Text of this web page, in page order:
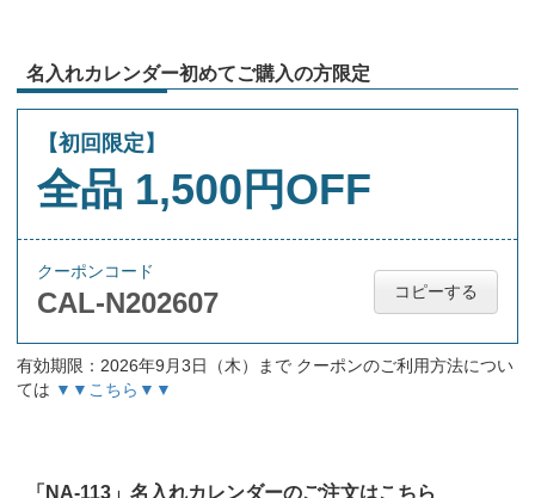
名入れカレンダー初めてご購入の方限定
【初回限定】
全品 1,500円OFF
クーポンコード
CAL-N202607 コピーする
有効期限：2026年9月3日（木）まで クーポンのご利用方法につい
ては ▼▼こちら▼▼
「NA-113」名入れカレンダーのご注文はこちら